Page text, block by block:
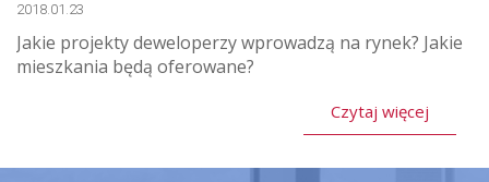
2018.01.23
Jakie projekty deweloperzy wprowadzą na rynek? Jakie
mieszkania będą oferowane?
Czytaj więcej